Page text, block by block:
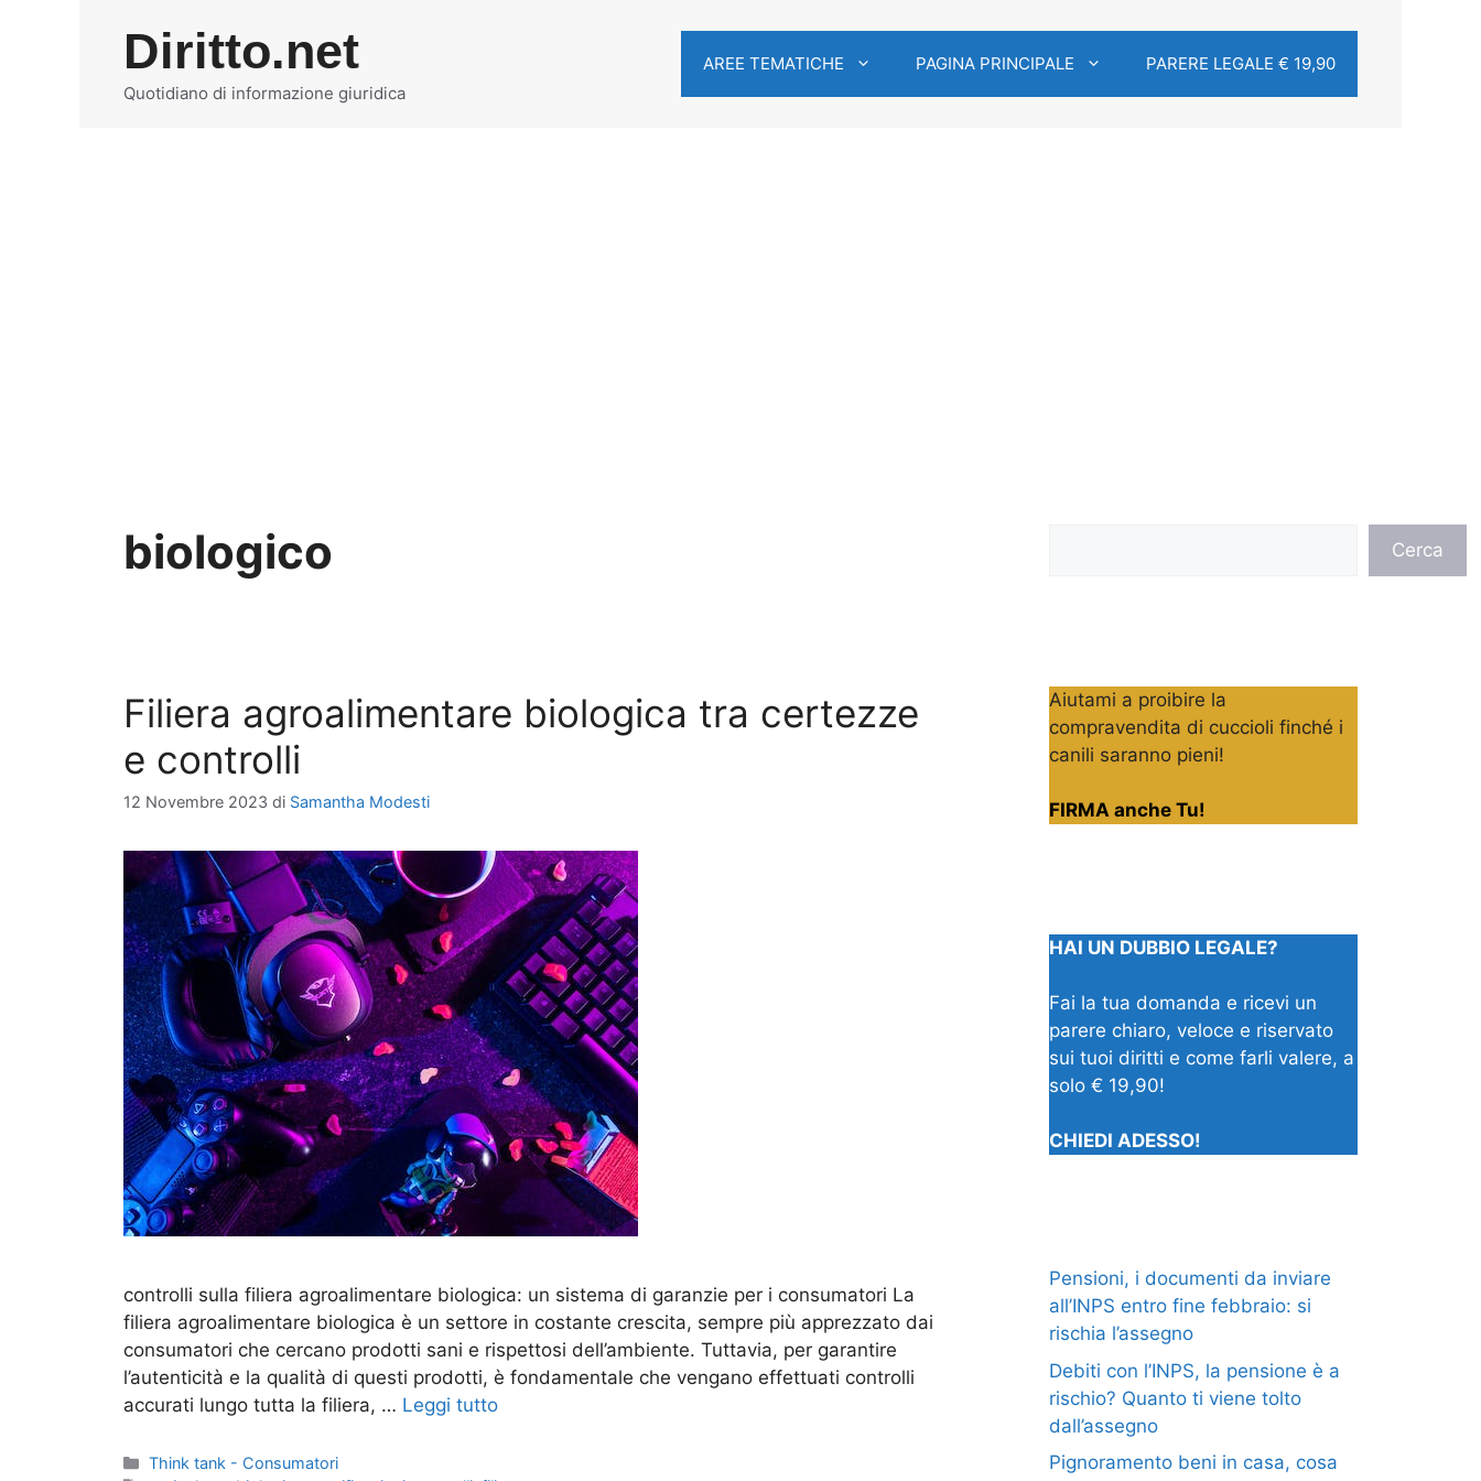
Diritto.net
Quotidiano di informazione giuridica
AREE TEMATICHE PAGINA PRINCIPALE PARERE LEGALE € 19,90
biologico
Filiera agroalimentare biologica tra certezze
e controlli
12 Novembre 2023 di Samantha Modesti
controlli sulla filiera agroalimentare biologica: un sistema di garanzie per i consumatori La
filiera agroalimentare biologica è un settore in costante crescita, sempre più apprezzato dai
consumatori che cercano prodotti sani e rispettosi dell’ambiente. Tuttavia, per garantire
l’autenticità e la qualità di questi prodotti, è fondamentale che vengano effettuati controlli
accurati lungo tutta la filiera, … Leggi tutto
Categorie
Think tank - Consumatori
Cerca
Aiutami a proibire la
compravendita di cuccioli finché i
canili saranno pieni!
FIRMA anche Tu!
HAI UN DUBBIO LEGALE?
Fai la tua domanda e ricevi un
parere chiaro, veloce e riservato
sui tuoi diritti e come farli valere, a
solo € 19,90!
CHIEDI ADESSO!
Pensioni, i documenti da inviare
all’INPS entro fine febbraio: si
rischia l’assegno
Debiti con l’INPS, la pensione è a
rischio? Quanto ti viene tolto
dall’assegno
Pignoramento beni in casa, cosa